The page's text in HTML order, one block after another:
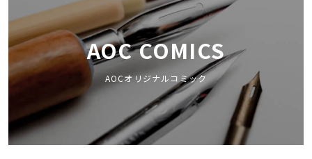
AOC COMICS
AOCオリジナルコミック